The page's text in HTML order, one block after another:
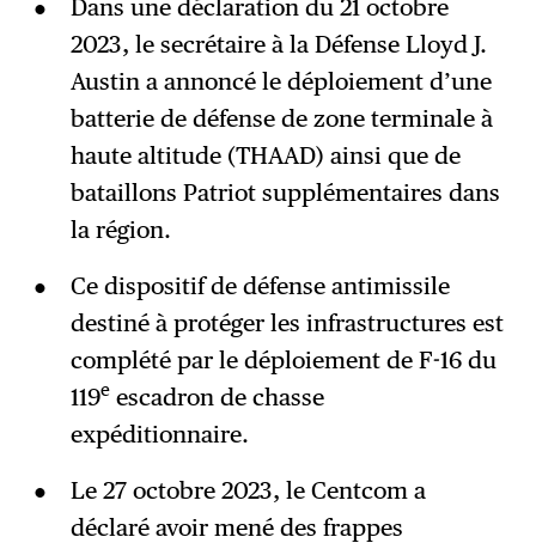
Dans une déclaration du 21 octobre
2023, le secrétaire à la Défense Lloyd J.
Austin a annoncé le déploiement d’une
batterie de défense de zone terminale à
haute altitude (THAAD) ainsi que de
bataillons Patriot supplémentaires dans
la région.
Ce dispositif de défense antimissile
destiné à protéger les infrastructures est
complété par le déploiement de F-16 du
119eescadron de chasse
expéditionnaire.
Le 27 octobre 2023, le Centcom a
déclaré avoir mené des frappes